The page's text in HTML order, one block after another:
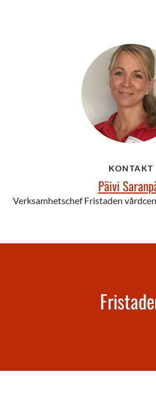
KONTAKT
Päivi
Verksamhetschef Fristaden